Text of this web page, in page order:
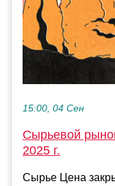
15:00, 04 Сен
Сырьевой
2025 г.
Сырье Цена